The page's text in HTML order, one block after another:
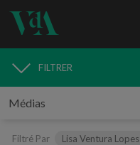
MÉDIAS
FILTRER
Filtré Par Lisa Ventura Lopes